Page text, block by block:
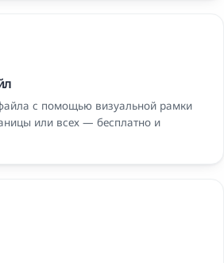
с помощью визуальной рамки
или всех — бесплатно и